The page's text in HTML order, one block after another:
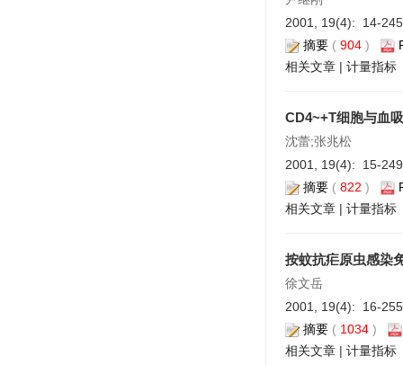
2001, 19(4): 14-
摘要 ( 904 )
相关文章 | 计量指标
CD4~+T细胞与血
沈蕾;张兆松
2001, 19(4): 15-
摘要 ( 822 )
相关文章 | 计量指标
按蚊抗疟原虫感染
徐文岳
2001, 19(4): 16-
摘要 ( 1034 )
相关文章 | 计量指标